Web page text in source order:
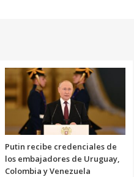
Putin recibe credenciales de
los embajadores de Uruguay,
Colombia y Venezuela